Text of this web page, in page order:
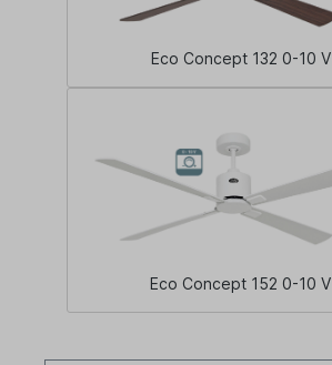
Eco Concept 132 0-10 V
Eco Concept 152 0-10 V